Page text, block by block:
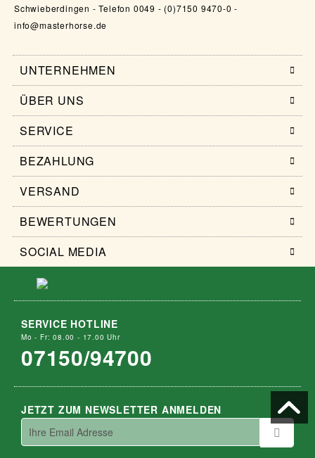
Schwieberdingen - Telefon 0049 - (0)7150 9470-0 -
info@masterhorse.de
UNTERNEHMEN
ÜBER UNS
SERVICE
BEZAHLUNG
VERSAND
BEWERTUNGEN
SOCIAL MEDIA
SERVICE HOTLINE
Mo - Fr: 08.00 - 17.00 Uhr
07150/94700
JETZT ZUM NEWSLETTER ANMELDEN